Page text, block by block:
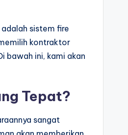
sistem fire
kontraktor
bawah ini, kami akan
Tepat?
sangat